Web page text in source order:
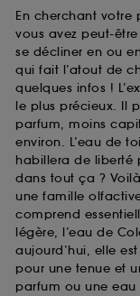
En cherchant votre
vous avez peut-
se décliner en ou
qui fait l’atout de
quelques infos !
le plus précieux. Il
parfum, moins
environ. L’eau de
habillera de liberté
dans tout ça ?
une famille
comprend
légère, l’eau de
aujourd’hui, elle
pour une tenue et
parfum ou une